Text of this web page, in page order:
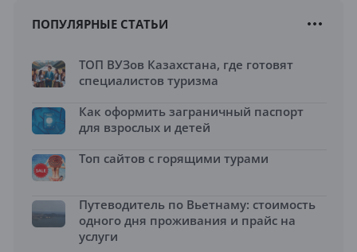
ПОПУЛЯРНЫЕ СТАТЬИ
ТОП ВУЗов Казахстана, где готовят
специалистов туризма
Как оформить заграничный паспорт
для взрослых и детей
Топ сайтов с горящими турами
Путеводитель по Вьетнаму: стоимость
одного дня проживания и прайс на
услуги